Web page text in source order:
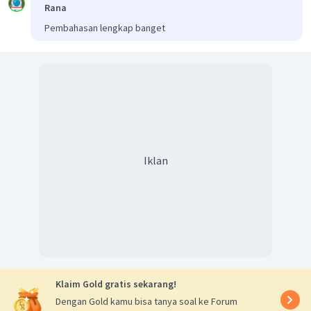
Rana
Pembahasan lengkap banget
Iklan
Klaim Gold gratis sekarang!
Dengan Gold kamu bisa tanya soal ke Forum